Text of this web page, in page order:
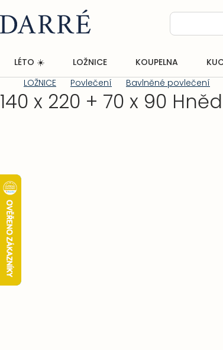
na
obsah
LÉTO ☀️ LOŽNICE KOUPELNA
Domů
LOŽNICE Povlečení Bavlněné povlečení
140 x 220 + 70 x 90